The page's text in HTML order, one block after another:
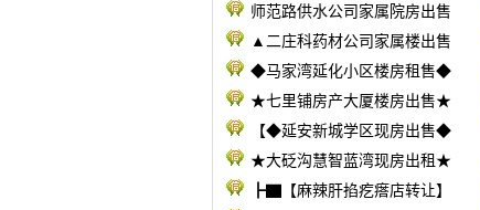
师范路供水公司家属院房出售
▲二庄科药材公司家属楼出售
◆马家湾延化小区楼房租售◆
★七里铺房产大厦楼房出售★
【◆延安新城学区现房出售◆
★大砭沟慧智蓝湾现房出租★
┣▇【麻辣肝掐疙瘩店转让】